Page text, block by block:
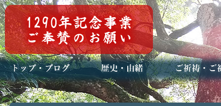
トップページ
ブログ(日々八百万)
お知らせ一覧 歴史・ご祭神
年中行事
メディア掲載 ご祈祷・ご祈
安産祈願
初宮参り
七五三詣
長寿のお祝い
神前結婚式
厄祓い・方位
車のお祓い
地鎮祭
神葬祭（神式